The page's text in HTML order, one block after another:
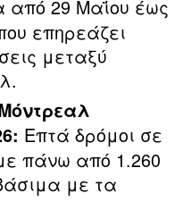
από 29 Μαΐου έως
επηρεάζει
μεταξύ
Επτά δρόμοι σε
πάνω από 1.260
με τα